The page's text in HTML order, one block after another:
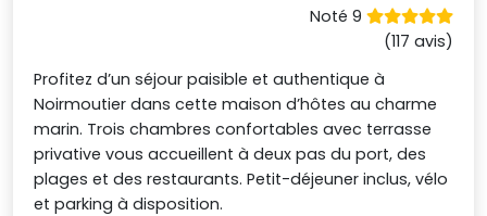
Noté 9
(117 avis)
Profitez d’un séjour paisible et authentique à
Noirmoutier dans cette maison d’hôtes au charme
marin. Trois chambres confortables avec terrasse
privative vous accueillent à deux pas du port, des
plages et des restaurants. Petit-déjeuner inclus, vélo
et parking à disposition.